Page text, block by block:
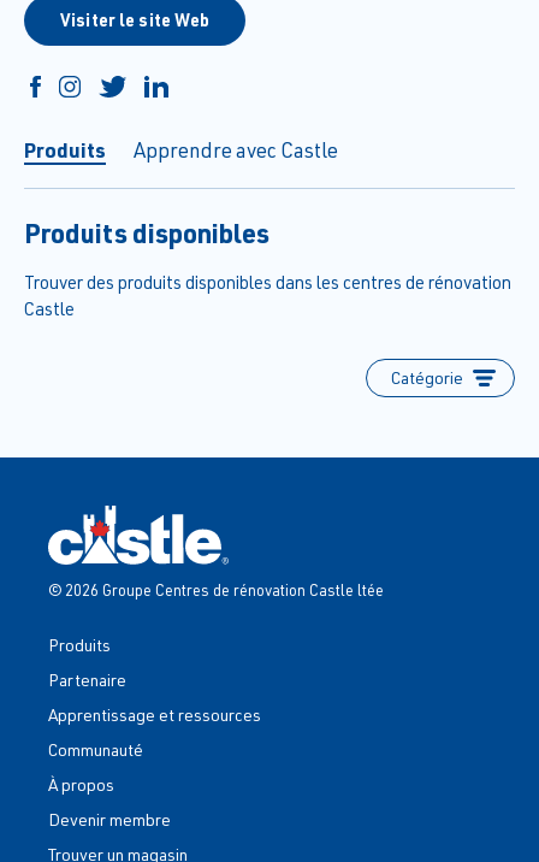
Visiter le site Web
Produits Apprendre avec Castle
Produits disponibles
Trouver des produits disponibles dans les centres de rénovation
Castle
Catégorie
© 2026 Groupe Centres de rénovation Castle ltée
Produits
Partenaire
Apprentissage et ressources
Communauté
À propos
Devenir membre
Trouver un magasin